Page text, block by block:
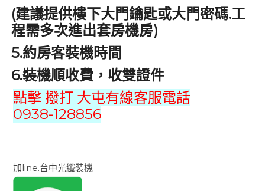
(建議提供樓下大門鑰匙或大門密碼.工
程需多次進出套房機房)
5.約房客裝機時間
6.裝機順收費，收雙證件
點擊 撥打 大屯有線客服電話
0938-128856
加line.台中光纖裝機